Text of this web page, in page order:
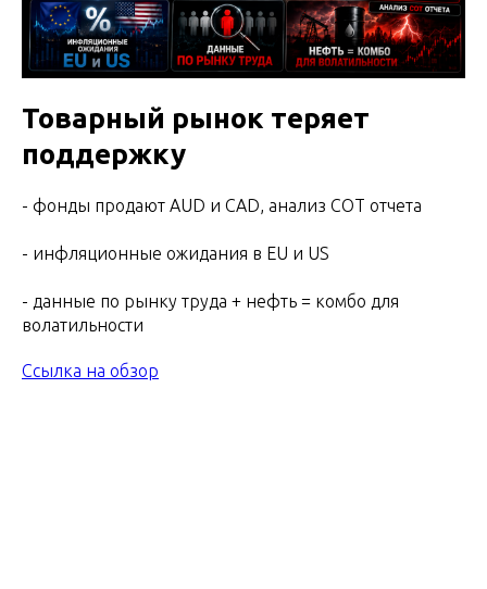
Товарный рынок теряет
поддержку
- фонды продают AUD и CAD, анализ СОТ отчета
- инфляционные ожидания в EU и US
- данные по рынку труда + нефть = комбо для
волатильности
Ссылка на обзор